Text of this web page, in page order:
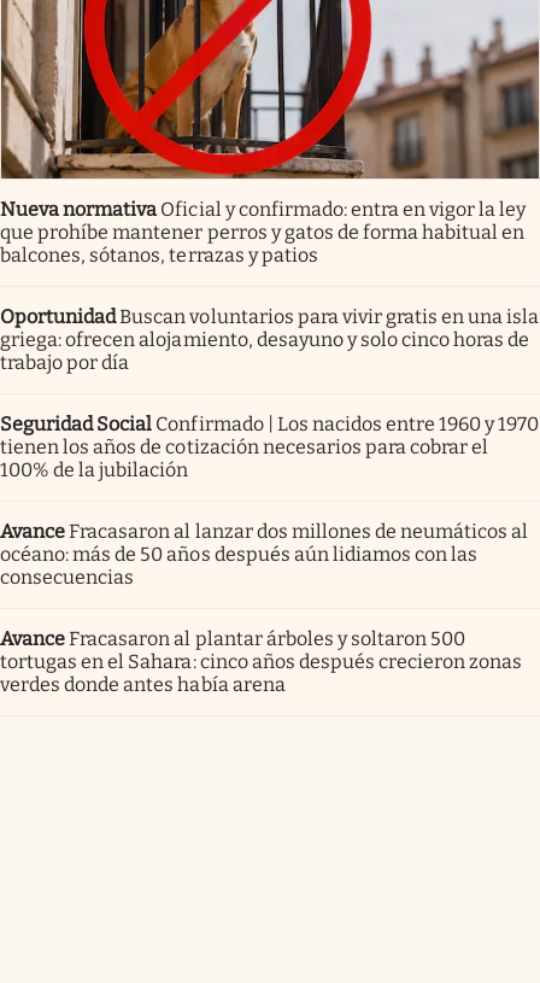
Nueva normativa Oficial y confirmado: entra en vigor la ley
que prohíbe mantener perros y gatos de forma habitual en
balcones, sótanos, terrazas y patios
OportunidadBuscan voluntarios para vivir gratis en una isla
griega: ofrecen alojamiento, desayuno y solo cinco horas de
trabajo por día
Seguridad Social Confirmado | Los nacidos entre 1960 y 1970
tienen los años de cotización necesarios para cobrar el
100% de la jubilación
AvanceFracasaron al lanzar dos millones de neumáticos al
océano: más de 50 años después aún lidiamos con las
consecuencias
AvanceFracasaron al plantar árboles y soltaron 500
tortugas en el Sahara: cinco años después crecieron zonas
verdes donde antes había arena